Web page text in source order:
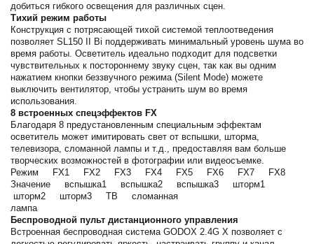
добиться гибкого освещения для различных сцен.
Тихий режим работы
Конструкция с потрясающей тихой системой теплоотведения
позволяет SL150 II Bi поддерживать минимальный уровень шума во
время работы. Осветитель идеально подходит для подсветки
чувствительных к постороннему звуку сцен, так как вы одним
нажатием кнопки беззвучного режима (Silent Mode) можете
выключить вентилятор, чтобы устранить шум во время
использования.
8 встроенных спецэффектов FX
Благодаря 8 предустановленным специальным эффектам
осветитель может имитировать свет от вспышки, шторма,
телевизора, сломанной лампы и т.д., предоставляя вам больше
творческих возможностей в фотографии или видеосъемке.
Режим FX1 FX2 FX3 FX4 FX5 FX6 FX7 FX8
Значение вспышка1 вспышка2 вспышка3 шторм1
шторм2 шторм3 ТВ сломанная
лампа
Беспроводной пульт дистанционного управления
Встроенная беспроводная система GODOХ 2.4G X позволяет с